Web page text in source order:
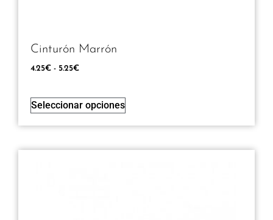
Cinturón Marrón
4.25€ - 5.25€
Seleccionar opciones